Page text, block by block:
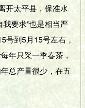
开太平县，保准水
要求”也是相当严
号到5月15号左右，
年只采一季春茶，
总产量很少，在五